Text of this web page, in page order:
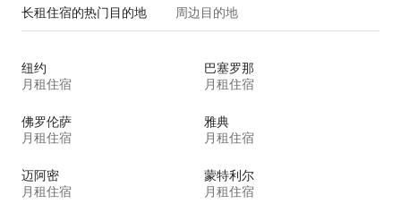
长租住宿的热门目的地 周边目的地
纽约
月租住宿
巴塞罗那
月租住宿
佛罗伦萨
月租住宿
雅典
月租住宿
迈阿密
月租住宿
蒙特利尔
月租住宿